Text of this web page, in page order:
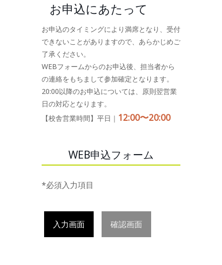
お申込にあたって
お申込のタイミングにより満席となり、受付
できないことがありますので、あらかじめご
了承ください。
WEBフォームからのお申込後、担当者から
の連絡をもちまして参加確定となります。
20:00以降のお申込については、原則翌営業
日の対応となります。
【校舎営業時間】平日｜ 12:00〜20:00
WEB申込フォーム
*必須入力項目
入力画面 確認画面